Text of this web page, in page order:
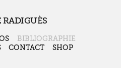
RADIGUÈS
BIBLIOGRAPHIE
CONTACT SHOP